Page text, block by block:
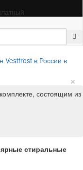
×
состоящим
стиральные